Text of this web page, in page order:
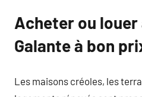
Acheter ou louer
Galante à bon
Les maisons créoles, les